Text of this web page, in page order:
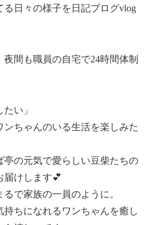
る日々の様子を日記ブログvlog
間も職員の自宅で24時間体制
い」
ンちゃんのいる生活を楽しみた
亭の元気で愛らしい豆柴たちの
届けします💕
で家族の一員のように。
ちになれるワンちゃんを癒し